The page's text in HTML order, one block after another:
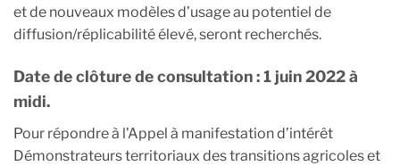
et de nouveaux modèles d’usage au potentiel de
diffusion/réplicabilité élevé, seront recherchés.
Date de clôture de consultation : 1 juin 2022 à
midi.
Pour répondre à l’Appel à manifestation d’intérêt
Démonstrateurs territoriaux des transitions agricoles et